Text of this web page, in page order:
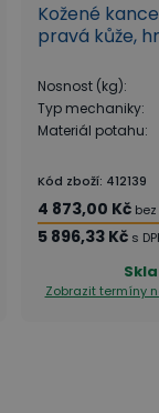
Kožené
pravá kůže,
Nosnost (kg):
Typ mechaniky:
Materiál potahu:
Kód zboží: 412139
4 873,00 Kč bez
5 896,33 Kč s
Zobrazit termíny